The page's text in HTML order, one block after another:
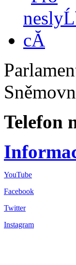
Telefon
YouTube
Facebook
Twitter
Instagram